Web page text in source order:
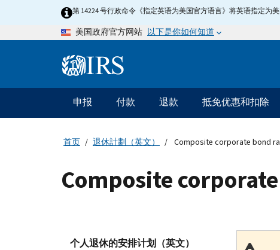
第 14224 号行政命令《指定英语为美国官方语言》将英语指定为
美国政府官方网站 以下是你如何知道
Information
主
要
导
申报 付款 退款 抵免优惠和扣除
首页 退休計劃（英文） Composite corporate bond
Composite
个人退休的安排计划（英文）